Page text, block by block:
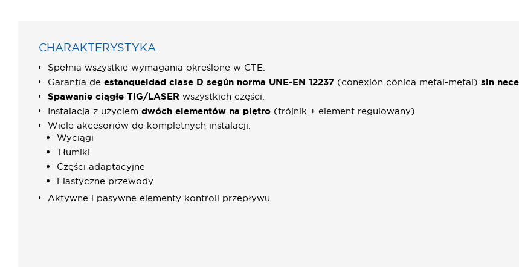
CHARAKTERYSTYKA
Spełnia wszystkie wymagania określone w CTE.
Garantía de estanqueidad clase D según norma UNE-EN 12237 (conexión cónica metal-metal) sin
Spawanie ciągłe TIG/LASER wszystkich części.
Instalacja z użyciem dwóch elementów na piętro (trójnik + element regulowany)
Wiele akcesoriów do kompletnych instalacji:
Wyciągi
Tłumiki
Części adaptacyjne
Elastyczne przewody
Aktywne i pasywne elementy kontroli przepływu